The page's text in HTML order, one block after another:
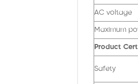
AC voltage
Maximum
Product
Safety